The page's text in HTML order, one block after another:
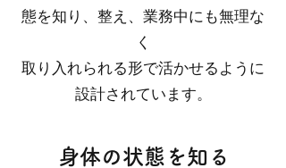
態を知り、整え、業務中にも無理な
く
​取り入れられる形で活かせるように
設計されています。
身体の状態を知る